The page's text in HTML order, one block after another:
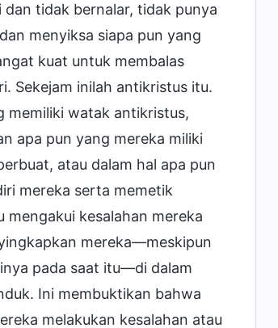
tidak bernalar, tidak punya
menyiksa siapa pun yang
kuat untuk membalas
Sekejam inilah antikristus itu.
memiliki watak antikristus,
apa pun yang mereka miliki
atau dalam hal apa pun
mereka serta memetik
mengakui kesalahan mereka
mereka—meskipun
pada saat itu—di dalam
Ini membuktikan bahwa
melakukan kesalahan atau